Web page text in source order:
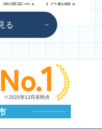
理面でも、人口動態を
をご提案します。
温泉郷は全国からの集客
強みがあります。定住
の自然と調和した暮ら
でまるごとお任せいた
る